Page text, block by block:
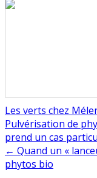
Les verts chez
Navigation
de
l’article
Pulvérisation de
prend un cas
← Quand un «
phytos bio